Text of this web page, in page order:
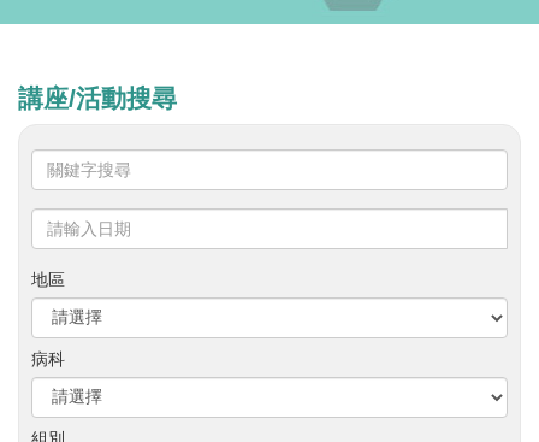
講座/活動搜尋
鍵
字
輸
入
日
地區
病科